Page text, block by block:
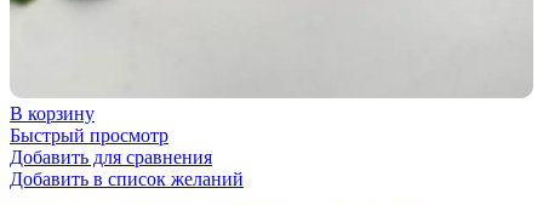
В корзину
Быстрый просмотр
Добавить для сравнения
Добавить в список желаний